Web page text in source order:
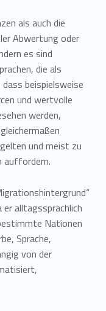
als auch die
Abwertung oder
es sind
die als
beispielsweise
und wertvolle
werden,
und meist zu
auffordern.
alltagssprachlich
Nationen
Sprache,
von der